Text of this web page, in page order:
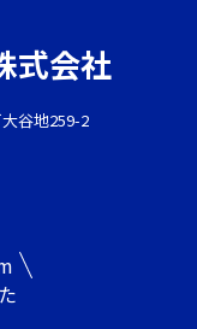
式会社
谷地259-2